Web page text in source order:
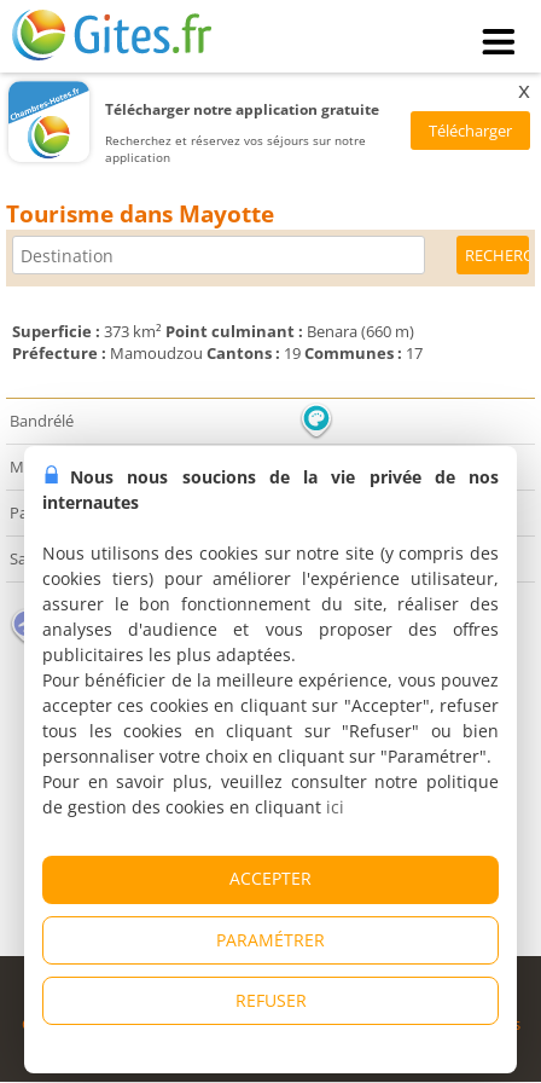
Télécharger notre application gratuite
Recherchez et réservez vos séjours sur notre
application
x
Tourisme dans Mayotte
Superficie : 373 km² Point culminant : Benara (660 m)
Préfecture : Mamoudzou Cantons : 19Communes : 17
Bandrélé
Mamoudzou
Pamandzi
Sada
Aéroport Musée Divers
© Copyright 1998 - 2026
Cybevasion|Mentions légales|Confidentialité|CGU|Informations
Nous nous soucions de la vie privée de nos
internautes
Nous utilisons des cookies sur notre site (y compris des
cookies tiers) pour améliorer l'expérience utilisateur,
assurer le bon fonctionnement du site, réaliser des
analyses d'audience et vous proposer des offres
publicitaires les plus adaptées.
Pour bénéficier de la meilleure expérience, vous pouvez
accepter ces cookies en cliquant sur "Accepter", refuser
tous les cookies en cliquant sur "Refuser" ou bien
personnaliser votre choix en cliquant sur "Paramétrer".
Pour en savoir plus, veuillez consulter notre politique
de gestion des cookies en cliquant ici
ACCEPTER
PARAMÉTRER
REFUSER